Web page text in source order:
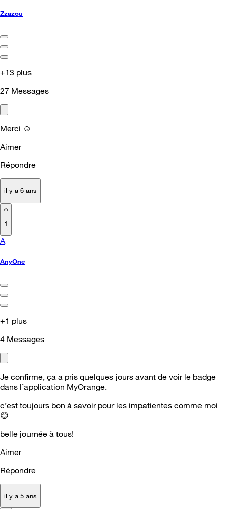
Zzazou
+13 plus
27 Messages
Merci ☺️
Aimer
Répondre
il y a 6 ans
1
A
AnyOne
+1 plus
4 Messages
Je confirme, ça a pris quelques jours avant de voir le badge
dans l’application MyOrange.
c’est toujours bon à savoir pour les impatientes comme moi
😊
belle journée à tous!
Aimer
Répondre
il y a 5 ans